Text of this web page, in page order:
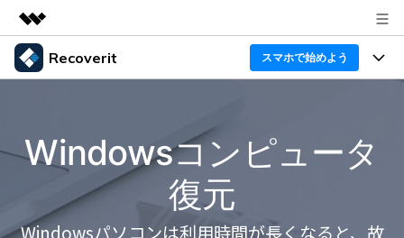
製品
概要
ソリューション
企業情報
プラン＆価格
Recoverit スマホで始めよう
Recoverit for Windows
AI
Windowsデータ復元ならRecoverit！確実な復元技術と
機能一覧
ドライブから復元
削除されたメディアを復元
データ復元事例
Windowsコンピュータ
復元
Windowsパソコンは利用時間が長くなると、故